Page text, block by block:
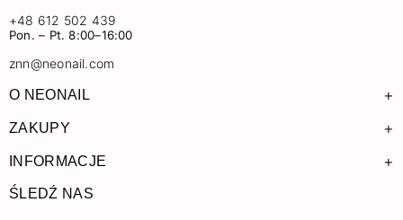
+48 612 502 439
Pon. – Pt. 8:00–16:00
znn@neonail.com
O NEONAIL +
ZAKUPY +
INFORMACJE +
ŚLEDŹ NAS